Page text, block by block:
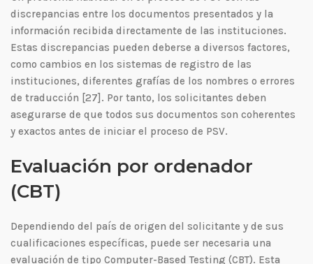
discrepancias entre los documentos presentados y la
información recibida directamente de las instituciones.
Estas discrepancias pueden deberse a diversos factores,
como cambios en los sistemas de registro de las
instituciones, diferentes grafías de los nombres o errores
de traducción [27]. Por tanto, los solicitantes deben
asegurarse de que todos sus documentos son coherentes
y exactos antes de iniciar el proceso de PSV.
Evaluación por ordenador
(CBT)
Dependiendo del país de origen del solicitante y de sus
cualificaciones específicas, puede ser necesaria una
evaluación de tipo Computer-Based Testing (CBT). Esta